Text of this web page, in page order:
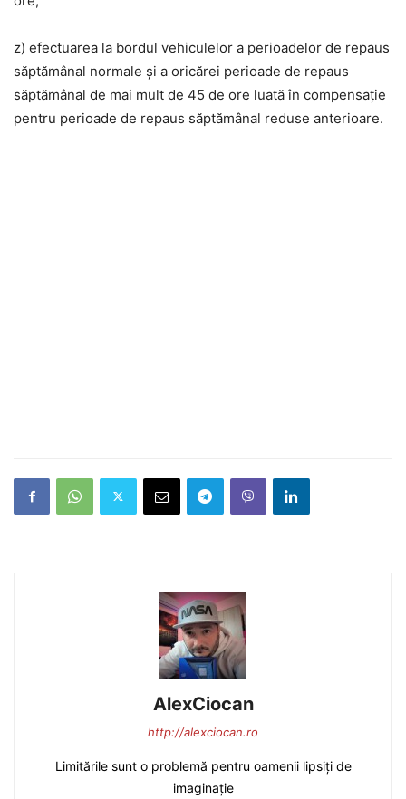
z) efectuarea la bordul vehiculelor a perioadelor de repaus
săptămânal normale și a oricărei perioade de repaus
săptămânal de mai mult de 45 de ore luată în compensație
pentru perioade de repaus săptămânal reduse anterioare.
AlexCiocan
http://alexciocan.ro
Limitările sunt o problemă pentru oamenii lipsiți de
imaginație